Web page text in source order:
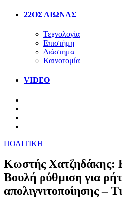
22ΟΣ ΑΙΩΝΑΣ
Τεχνολογία
Επιστήμη
Διάστημα
Καινοτομία
VIDEO
ΠΟΛΙΤΙΚΗ
Κωστής Χατζηδάκης:
Βουλή ρύθμιση για
απολιγνιτοποίησης –